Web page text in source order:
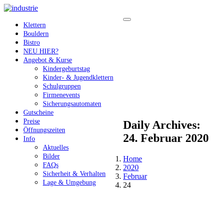
Klettern
Bouldern
Bistro
NEU HIER?
Angebot & Kurse
Kindergeburtstag
Kinder- & Jugendklettern
Schulgruppen
Firmenevents
Sicherungsautomaten
Gutscheine
Preise
Öffnungszeiten
Info
Aktuelles
Bilder
FAQs
Sicherheit & Verhalten
Lage & Umgebung
Daily Archives:
24. Februar 2020
Home
2020
Februar
24